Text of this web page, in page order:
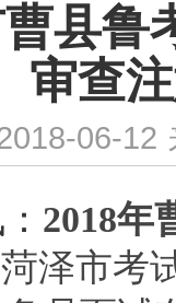
县
审查
06-12
2018年
泽市考